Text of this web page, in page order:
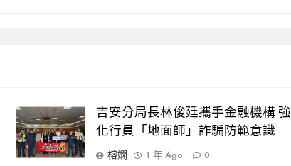
吉安分局長林俊廷攜手金融機構 強
化行員「地面師」詐騙防範意識
榕嫻
1 年 Ago 0